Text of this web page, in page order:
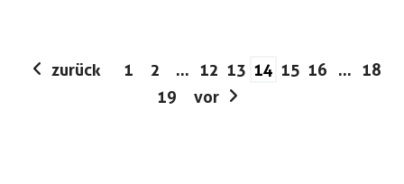
zurück 1 2 … 12 13 14 15 16 … 18
19
vor